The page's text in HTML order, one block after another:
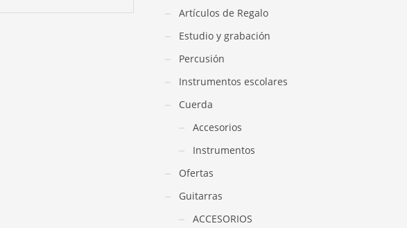
Artículos de Regalo
Estudio y grabación
Percusión
Instrumentos escolares
Cuerda
Accesorios
Instrumentos
Ofertas
Guitarras
ACCESORIOS